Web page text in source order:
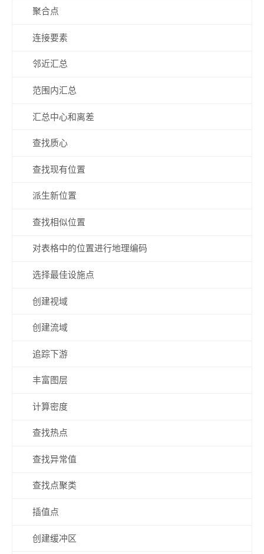
聚合点
连接要素
邻近汇总
范围内汇总
汇总中心和离差
查找质心
查找现有位置
派生新位置
查找相似位置
对表格中的位置进行地理编码
选择最佳设施点
创建视域
创建流域
追踪下游
丰富图层
计算密度
查找热点
查找异常值
查找点聚类
插值点
创建缓冲区